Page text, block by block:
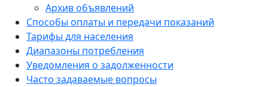
Архив объявлений
Способы оплаты и передачи показаний
Тарифы для населения
Диапазоны потребления
Уведомления о задолженности
Часто задаваемые вопросы